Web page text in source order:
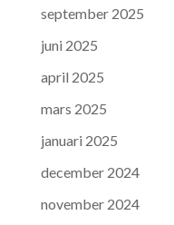
september 2025
juni 2025
april 2025
mars 2025
januari 2025
december 2024
november 2024